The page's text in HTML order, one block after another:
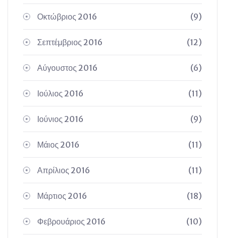
Οκτώβριος 2016 (9)
Σεπτέμβριος 2016 (12)
Αύγουστος 2016 (6)
Ιούλιος 2016 (11)
Ιούνιος 2016 (9)
Μάιος 2016 (11)
Απρίλιος 2016 (11)
Μάρτιος 2016 (18)
Φεβρουάριος 2016 (10)